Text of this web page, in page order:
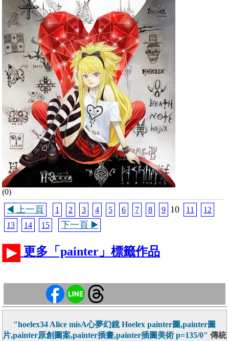
(0)
◀️ 上一頁 1 2 3 4 5 6 7 8 9 10 11
12
13
14 15 下一頁 ▶️
更多「painter」標籤作品
"hoelex34 Alice misA心夢幻鏡 Hoelex painter圖,painter圖
片,painter原創圖案,painter插畫,painter插圖美術 p=135/0" 傳統